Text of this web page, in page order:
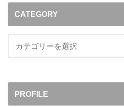
CATEGORY
PROFILE